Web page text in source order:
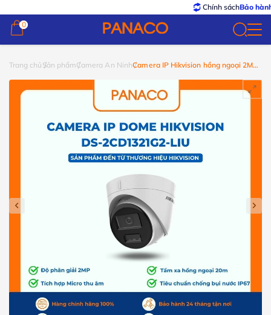
Chính sáchBảo hành – Đổi
0
0
Trang chủ Sản phẩmCamera An NinhCamera IP Hikvision hồng ngoại 2MP